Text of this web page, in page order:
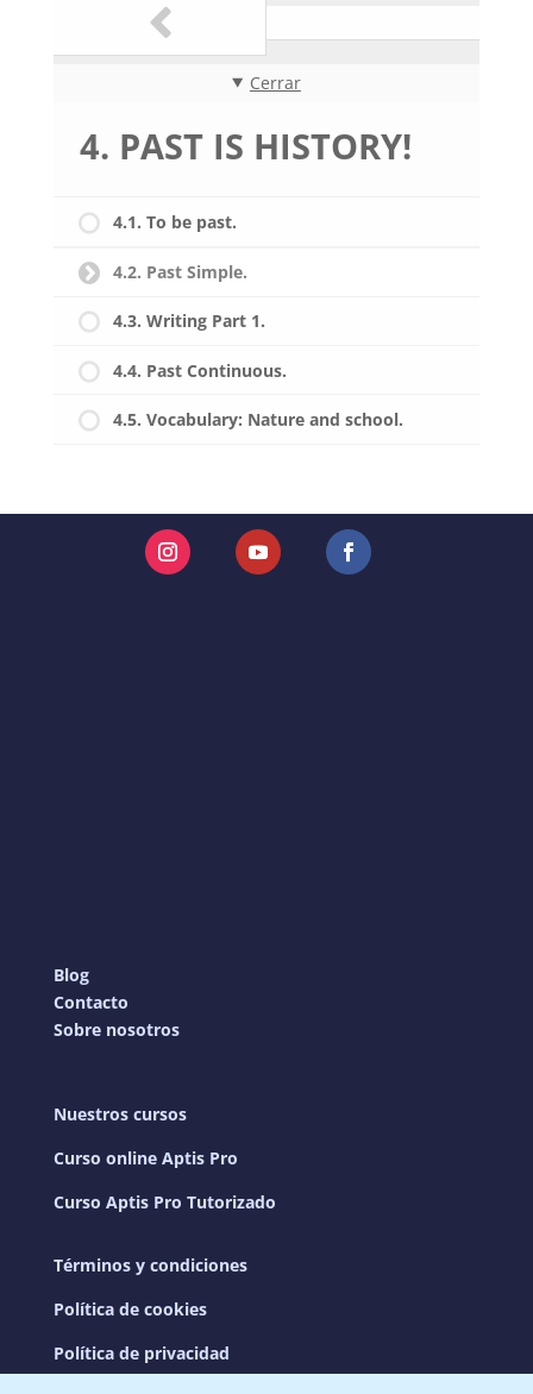
Cerrar
4. PAST IS HISTORY!
4.1. To be past.
4.2. Past Simple.
4.3. Writing Part 1.
4.4. Past Continuous.
4.5. Vocabulary: Nature and school.
Instagram YouTube Facebook
Blog
Contacto
Sobre nosotros
Nuestros cursos
Curso online Aptis Pro
Curso Aptis Pro Tutorizado
Términos y condiciones
Política de cookies
Política de privacidad